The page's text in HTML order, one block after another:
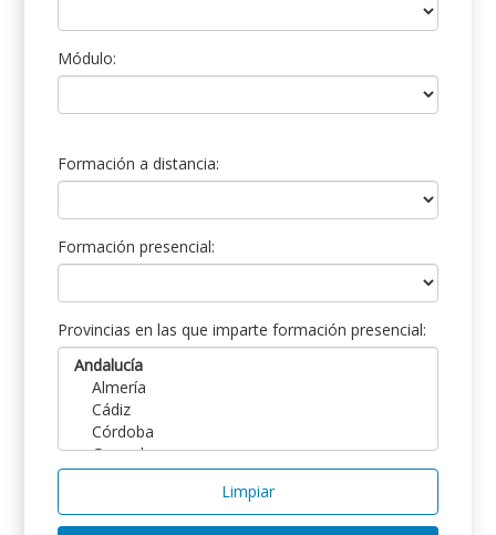
Módulo:
Formación a distancia:
Formación presencial:
Provincias en las que imparte formación presencial:
Limpiar